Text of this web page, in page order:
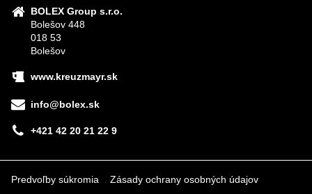
BOLEX Group s.r.o.
Bolešov 448
018 53
Bolešov
www.kreuzmayr.sk
info@bolex.sk
+421 42 20 21 22 9
Predvoľby súkromia Zásady ochrany osobných údajov